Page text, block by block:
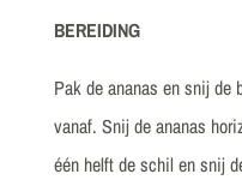
BEREIDING
Pak de ananas en snij de
vanaf. Snij de ananas
één helft de schil en snij